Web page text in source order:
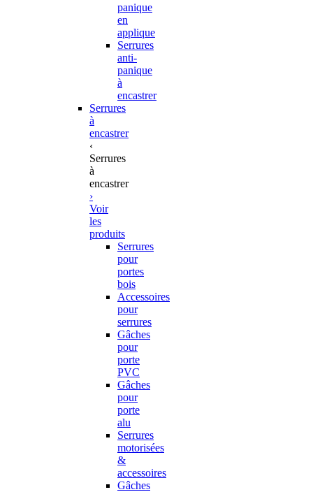
panique
en
applique
Serrures
anti-
panique
à
encastrer
Serrures
à
encastrer
‹
Serrures
à
encastrer
›
Voir
les
produits
Serrures
pour
portes
bois
Accessoires
pour
serrures
Gâches
pour
porte
PVC
Gâches
pour
porte
alu
Serrures
motorisées
&
accessoires
Gâches